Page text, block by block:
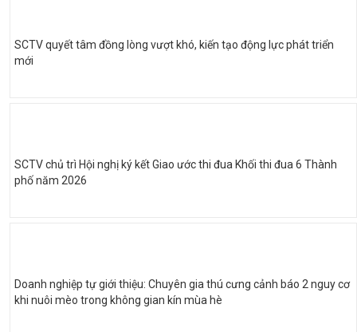
SCTV quyết tâm đồng lòng vượt khó, kiến tạo động lực phát triển
mới
SCTV chủ trì Hội nghị ký kết Giao ước thi đua Khối thi đua 6 Thành
phố năm 2026
Doanh nghiệp tự giới thiệu: Chuyên gia thú cưng cảnh báo 2 nguy cơ
khi nuôi mèo trong không gian kín mùa hè